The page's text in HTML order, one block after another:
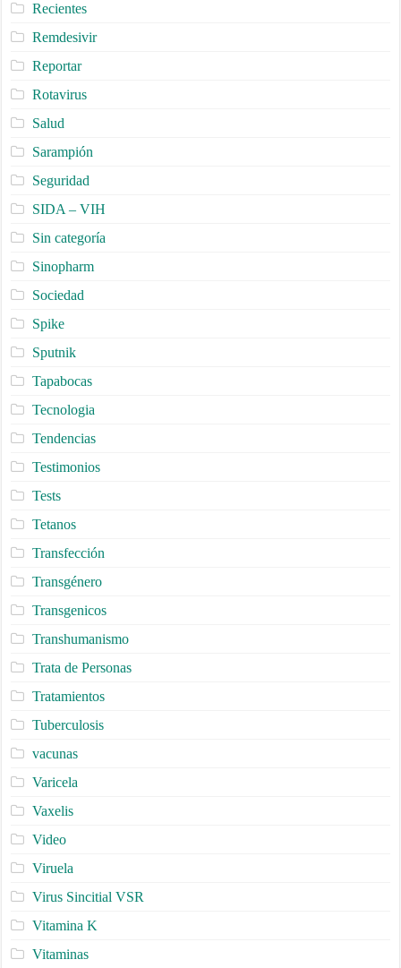
Recientes
Remdesivir
Reportar
Rotavirus
Salud
Sarampión
Seguridad
SIDA – VIH
Sin categoría
Sinopharm
Sociedad
Spike
Sputnik
Tapabocas
Tecnologia
Tendencias
Testimonios
Tests
Tetanos
Transfección
Transgénero
Transgenicos
Transhumanismo
Trata de Personas
Tratamientos
Tuberculosis
vacunas
Varicela
Vaxelis
Video
Viruela
Virus Sincitial VSR
Vitamina K
Vitaminas